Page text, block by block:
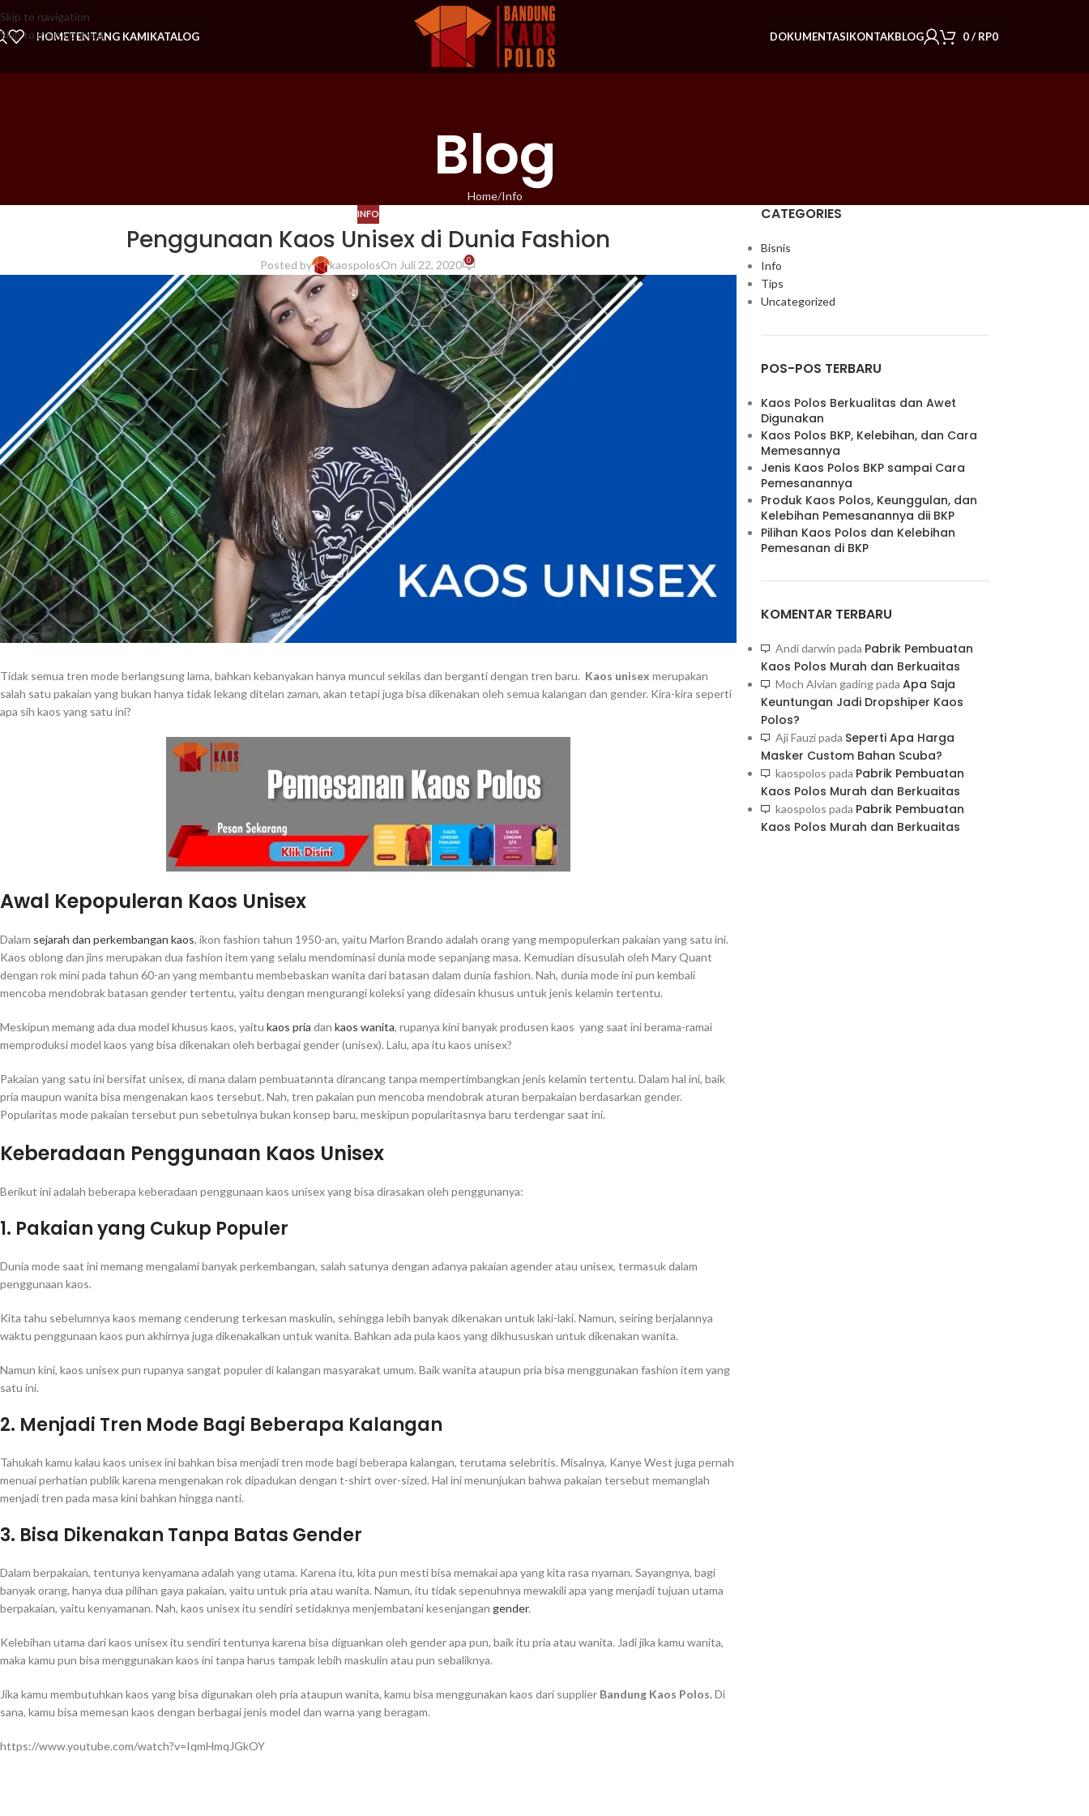
Skip to navigation
Skip to main content
HOMETENTANG KAMIKATALOG DOKUMENTASIKONTAKBLOG 0/ RP0
Blog
Home Info
INFO
Penggunaan Kaos Unisex di Dunia Fashion
Posted by kaospolosOn Juli 22, 2020 0
Tidak semua tren mode berlangsung lama, bahkan kebanyakan hanya muncul sekilas dan berganti dengan tren baru. Kaos unisex merupakan
salah satu pakaian yang bukan hanya tidak lekang ditelan zaman, akan tetapi juga bisa dikenakan oleh semua kalangan dan gender. Kira-kira seperti
apa sih kaos yang satu ini?
Awal Kepopuleran Kaos Unisex
Dalam sejarah dan perkembangan kaos, ikon fashion tahun 1950-an, yaitu Marlon Brando adalah orang yang mempopulerkan pakaian yang satu ini.
Kaos oblong dan jins merupakan dua fashion item yang selalu mendominasi dunia mode sepanjang masa. Kemudian disusulah oleh Mary Quant
dengan rok mini pada tahun 60-an yang membantu membebaskan wanita dari batasan dalam dunia fashion. Nah, dunia mode ini pun kembali
mencoba mendobrak batasan gender tertentu, yaitu dengan mengurangi koleksi yang didesain khusus untuk jenis kelamin tertentu.
Meskipun memang ada dua model khusus kaos, yaitu kaos pria dan kaos wanita, rupanya kini banyak produsen kaos yang saat ini berama-ramai
memproduksi model kaos yang bisa dikenakan oleh berbagai gender (unisex). Lalu, apa itu kaos unisex?
Pakaian yang satu ini bersifat unisex, di mana dalam pembuatannta dirancang tanpa mempertimbangkan jenis kelamin tertentu. Dalam hal ini, baik
pria maupun wanita bisa mengenakan kaos tersebut. Nah, tren pakaian pun mencoba mendobrak aturan berpakaian berdasarkan gender.
Popularitas mode pakaian tersebut pun sebetulnya bukan konsep baru, meskipun popularitasnya baru terdengar saat ini.
Keberadaan Penggunaan Kaos Unisex
Berikut ini adalah beberapa keberadaan penggunaan kaos unisex yang bisa dirasakan oleh penggunanya:
1. Pakaian yang Cukup Populer
Dunia mode saat ini memang mengalami banyak perkembangan, salah satunya dengan adanya pakaian agender atau unisex, termasuk dalam
penggunaan kaos.
Kita tahu sebelumnya kaos memang cenderung terkesan maskulin, sehingga lebih banyak dikenakan untuk laki-laki. Namun, seiring berjalannya
waktu penggunaan kaos pun akhirnya juga dikenakalkan untuk wanita. Bahkan ada pula kaos yang dikhususkan untuk dikenakan wanita.
Namun kini, kaos unisex pun rupanya sangat populer di kalangan masyarakat umum. Baik wanita ataupun pria bisa menggunakan fashion item yang
satu ini.
2. Menjadi Tren Mode Bagi Beberapa Kalangan
Tahukah kamu kalau kaos unisex ini bahkan bisa menjadi tren mode bagi beberapa kalangan, terutama selebritis. Misalnya, Kanye West juga pernah
menuai perhatian publik karena mengenakan rok dipadukan dengan t-shirt over-sized. Hal ini menunjukan bahwa pakaian tersebut memanglah
menjadi tren pada masa kini bahkan hingga nanti.
3. Bisa Dikenakan Tanpa Batas Gender
Dalam berpakaian, tentunya kenyamana adalah yang utama. Karena itu, kita pun mesti bisa memakai apa yang kita rasa nyaman. Sayangnya, bagi
banyak orang, hanya dua pilihan gaya pakaian, yaitu untuk pria atau wanita. Namun, itu tidak sepenuhnya mewakili apa yang menjadi tujuan utama
berpakaian, yaitu kenyamanan. Nah, kaos unisex itu sendiri setidaknya menjembatani kesenjangan gender.
Kelebihan utama dari kaos unisex itu sendiri tentunya karena bisa diguankan oleh gender apa pun, baik itu pria atau wanita. Jadi jika kamu wanita,
maka kamu pun bisa menggunakan kaos ini tanpa harus tampak lebih maskulin atau pun sebaliknya.
Jika kamu membutuhkan kaos yang bisa digunakan oleh pria ataupun wanita, kamu bisa menggunakan kaos dari supplier Bandung Kaos Polos.Di
sana, kamu bisa memesan kaos dengan berbagai jenis model dan warna yang beragam.
https://www.youtube.com/watch?v=IqmHmqJGkOY
CATEGORIES
Bisnis
Info
Tips
Uncategorized
POS-POS TERBARU
Kaos Polos Berkualitas dan Awet
Digunakan
Kaos Polos BKP, Kelebihan, dan Cara
Memesannya
Jenis Kaos Polos BKP sampai Cara
Pemesanannya
Produk Kaos Polos, Keunggulan, dan
Kelebihan Pemesanannya dii BKP
Pilihan Kaos Polos dan Kelebihan
Pemesanan di BKP
KOMENTAR TERBARU
Andi darwin pada Pabrik Pembuatan
Kaos Polos Murah dan Berkuaitas
Moch Alvian gadingpada Apa Saja
Keuntungan Jadi Dropshiper Kaos
Polos?
Aji Fauzipada Seperti Apa Harga
Masker Custom Bahan Scuba?
kaospolos pada Pabrik Pembuatan
Kaos Polos Murah dan Berkuaitas
kaospolos pada Pabrik Pembuatan
Kaos Polos Murah dan Berkuaitas